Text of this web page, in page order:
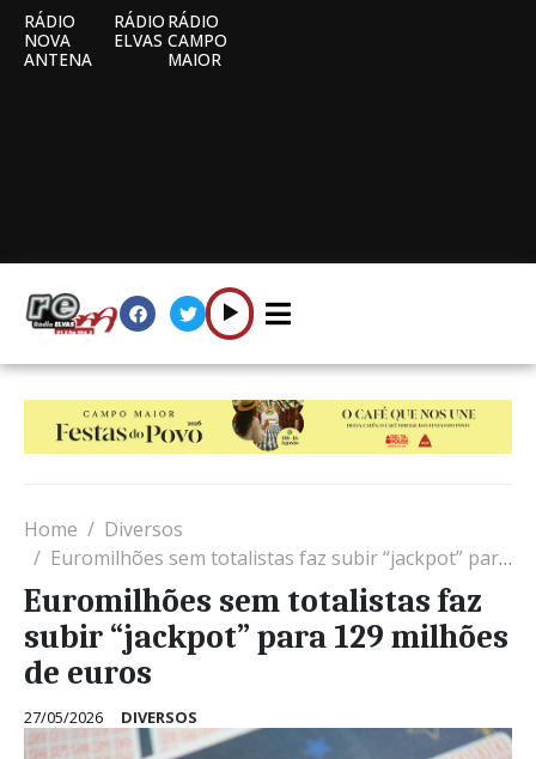
RÁDIO
NOVA
ANTENA
RÁDIO
ELVAS
RÁDIO
CAMPO
MAIOR
Home
Diversos
Euromilhões sem totalistas faz subir “jackpot” para 129 milhões de euros
Euromilhões sem totalistas faz
subir “jackpot” para 129 milhões
de euros
27/05/2026 DIVERSOS